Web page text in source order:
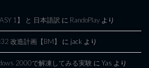
1】 と 日本語訳 に RandoPlay より
改造計画【BM】 に jack より
2000で解凍してみる実験 に Yas より